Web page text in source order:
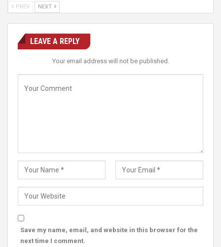
PREV NEXT
LEAVE A REPLY
Your email address will not be published.
Save my name, email, and website in this browser for the
next time I comment.